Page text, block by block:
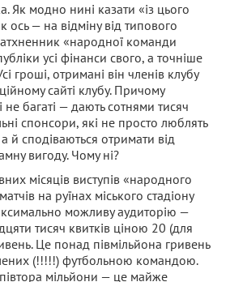
Як модно нині казати «із цього
ось — на відміну від типового
«народної команди
усі фінанси свого, а точніше
гроші, отримані він членів клубу
сайті клубу. Причому
не багаті — дають сотнями тисяч
спонсори, які не просто люблять
й сподіваються отримати від
вигоду. Чому ні?
місяців виступів «народного
на руїнах міського стадіону
можливу аудиторію —
тисяч квитків ціною 20 (для
Це понад півмільйона гривень
(!!!!!) футбольною командою.
мільйони — це майже